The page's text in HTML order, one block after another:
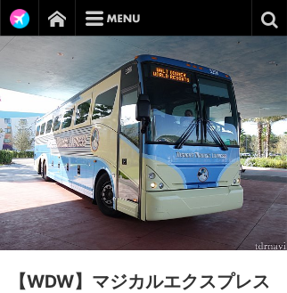
【WDW】マジカルエクスプレス